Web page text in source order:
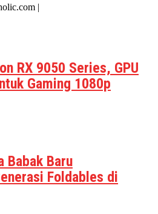
|
RX 9050 Series, GPU
Gaming 1080p
Babak Baru
Foldables di